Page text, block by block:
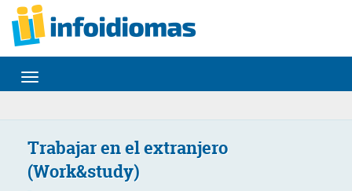
Desplegar
navegación
Trabajar en el extranjero
(Work&study)